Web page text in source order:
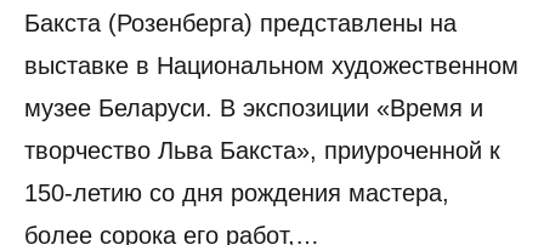
Бакста (Розенберга) представлены на
выставке в Национальном художественном
музее Беларуси. В экспозиции «Время и
творчество Льва Бакста», приуроченной к
150-летию со дня рождения мастера,
более сорока его работ,…